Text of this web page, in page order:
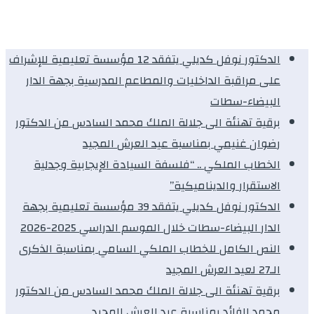
الدكتور نوفل كديلي يتفقد 12 مؤسسة تعليمية للإشراف
على مراقبة الداخليات والمطاعم المدرسية بجهة الدار
البيضاء-سطات
برقية تهنئة الى جلالة الملك محمد السادس من الدكتور
رضوان غنيمي بمناسبة عيد العرش المجيد
الخطاب الملكي .. “فلسفة السيادة الإيجابية وجدلية
الاستقرار والديناميكية”
الدكتور نوفل كديلي يتفقد 39 مؤسسة تعليمية بجهة
الدار البيضاء-سطات خلال الموسم الدراسي 2025-2026
النص الكامل للخطاب الملكي السامي بمناسبة الذكرى
الـ27 لعيد العرش المجيد
برقية تهنئة الى جلالة الملك محمد السادس من الدكتور